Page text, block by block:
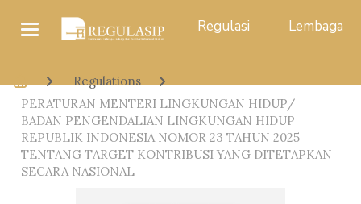
Regulasi Lembaga
Regulations
PERATURAN MENTERI LINGKUNGAN HIDUP/
BADAN PENGENDALIAN LINGKUNGAN HIDUP
REPUBLIK INDONESIA NOMOR 23 TAHUN 2025
TENTANG TARGET KONTRIBUSI YANG DITETAPKAN
SECARA NASIONAL